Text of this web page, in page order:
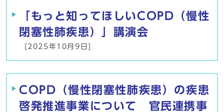
「もっと知ってほしいCOPD（慢性
閉塞性肺疾患）」講演会
[2025年10月9日]
COPD（慢性閉塞性肺疾患）の疾患
啓発推進事業について 官民連携事